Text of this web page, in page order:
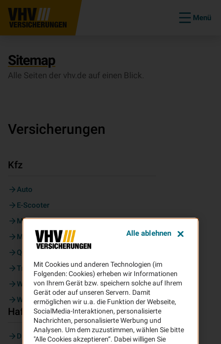
Menü
Sitemap
Alle Seiten der vhv.de auf einen Blick.
Versicherungen
Kfz
Auto
E-Scooter
Moped
Motorrad
Quad
Trike
Wohnmobil
Wohnwagen
Haftpflicht
Diensthaftpflicht
Mit Cookies und anderen Technologien (im
Folgenden: Cookies) erheben wir Informationen
von Ihrem Gerät bzw. speichern solche auf Ihrem
Gerät oder auf unseren Servern. Damit
ermöglichen wir u.a. die Funktion der Webseite,
SocialMedia-Interaktionen, personalisierte
Nachrichten, personalisierte Werbung und
Analysen. Um dem zuzustimmen, wählen Sie bitte
"Alle Cookies akzeptieren“. Dabei willigen Sie
Alle ablehnen